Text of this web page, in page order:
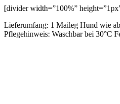
[divider width=”100%”
Lieferumfang: 1 Maileg Hund wie
Pflegehinweis: Waschbar bei 30°C